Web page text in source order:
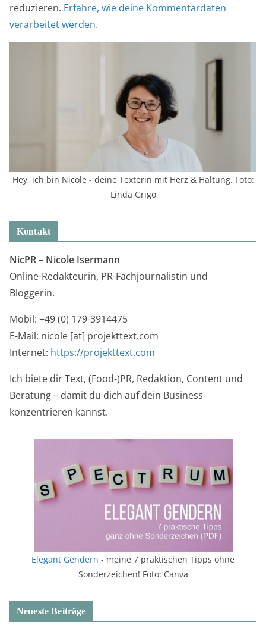
reduzieren. Erfahre, wie deine Kommentardaten
verarbeitet werden.
Hey, ich bin Nicole - deine Texterin mit Herz & Haltung. Foto:
Linda Grigo
Kontakt
NicPR – Nicole Isermann
Online-Redakteurin, PR-Fachjournalistin und
Bloggerin.
Mobil: +49 (0) 179-3914475
E-Mail: nicole [at] projekttext.com
Internet: https://projekttext.com
Ich biete dir Text, (Food-)PR, Redaktion, Content und
Beratung – damit du dich auf dein Business
konzentrieren kannst.
Elegant Gendern - meine 7 praktischen Tipps ohne
Sonderzeichen! Foto: Canva
Neueste Beiträge